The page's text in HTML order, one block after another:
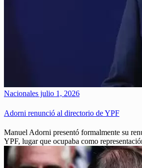
Nacionales julio 1, 2026
Adorni renunció al directorio de YPF
Manuel Adorni presentó formalmente su
YPF, lugar que ocupaba como